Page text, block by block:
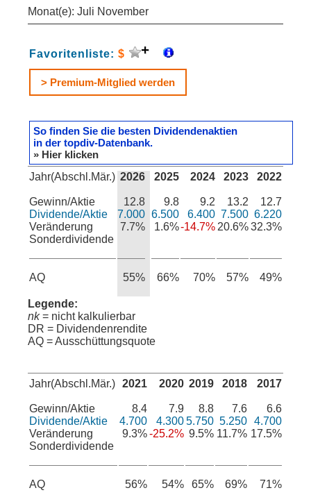
Monat(e): Juli November
Favoritenliste: $
> Premium-Mitglied werden
So finden Sie die besten Dividendenaktien
in der topdiv-Datenbank.
» Hier klicken
Jahr(Abschl.Mär.)
Gewinn/Aktie
Dividende/Aktie
Veränderung
Sonderdividende
AQ
2026
12.8
7.000
7.7%
55%
2025
9.8
6.500
1.6%
66%
2024
9.2
6.400
-14.7%
70%
2023
13.2
7.500
20.6%
57%
2022
12.7
6.220
32.3%
49%
Legende:
nk= nicht kalkulierbar
DR = Dividendenrendite
AQ = Ausschüttungsquote
Jahr(Abschl.Mär.)
Gewinn/Aktie
Dividende/Aktie
Veränderung
Sonderdividende
AQ
2021
8.4
4.700
9.3%
56%
2020
7.9
4.300
-25.2%
54%
2019
8.8
5.750
9.5%
65%
2018
7.6
5.250
11.7%
69%
2017
6.6
4.700
17.5%
71%